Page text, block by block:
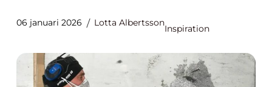
06 januari 2026 Lotta Albertsson
Inspiration